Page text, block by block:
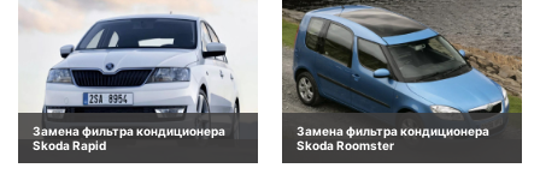
Замена фильтра кондиционера
Skoda Rapid
Замена фильтра кондиционера
Skoda Roomster